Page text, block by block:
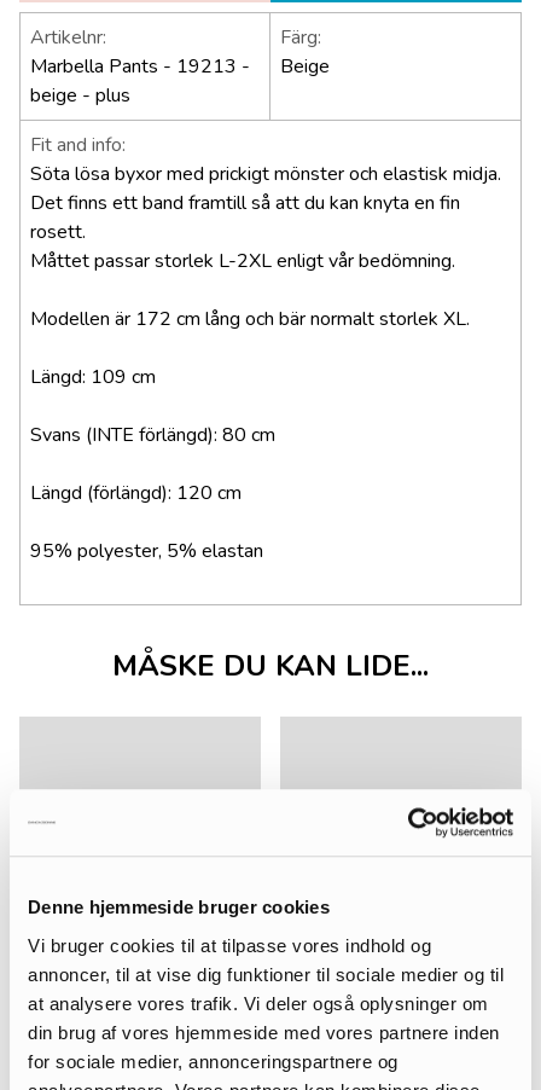
Denne hjemmeside bruger cookies
Vi bruger cookies til at tilpasse vores indhold og
annoncer, til at vise dig funktioner til sociale medier og til
at analysere vores trafik. Vi deler også oplysninger om
din brug af vores hjemmeside med vores partnere inden
for sociale medier, annonceringspartnere og
Artikelnr:
Marbella Pants - 19213 -
beige - plus
Färg:
Beige
Fit and info:
Söta lösa byxor med prickigt mönster och elastisk midja.
Det finns ett band framtill så att du kan knyta en fin
rosett.
Måttet passar storlek L-2XL enligt vår bedömning.
Modellen är 172 cm lång och bär normalt storlek XL.
Längd: 109 cm
Svans (INTE förlängd): 80 cm
Längd (förlängd): 120 cm
95% polyester, 5% elastan
MÅSKE DU KAN LIDE...